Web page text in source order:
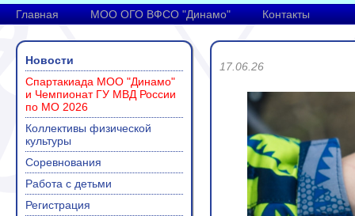
Главная МОО ОГО ВФСО "Динамо" Контакты
Новости
Спартакиада МОО "Динамо"
и Чемпионат ГУ МВД России
по МО 2026
Коллективы физической
культуры
Соревнования
Работа с детьми
Регистрация
17.06.26